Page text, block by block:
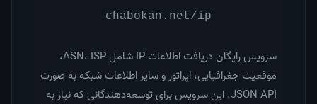
chabokan.net/ip
سرویس رایگان دریافت اطلاعات IP شامل ASN، ISP،
موقعیت جغرافیایی، اپراتور و سایر اطلاعات شبکه به صورت
JSON API. این سرویس برای توسعه‌دهندگانی که نیاز به